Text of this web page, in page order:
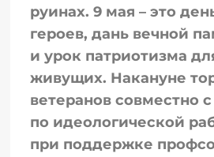
руинах. 9 мая – это
героев, дань вечной
и урок патриотизма
живущих. Накануне
ветеранов совместно
по идеологической
при поддержке